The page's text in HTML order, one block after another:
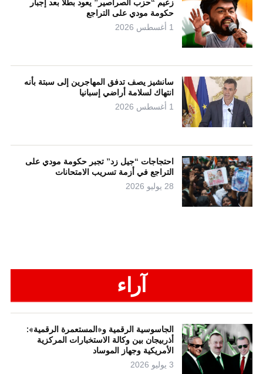
زعيم “حزب الصراصير” يعود بطلاً بعد إجبار
حكومة مودي على التراجع
1 أغسطس 2026
سانشيز يصف تدفق المهاجرين إلى سبتة بأنه
انتهاك لسلامة أراضي إسبانيا
1 أغسطس 2026
احتجاجات “جيل زد” تجبر حكومة مودي على
التراجع في أزمة تسريب الامتحانات
28 يوليو 2026
آراء
الجاسوسية الرقمية و«المستعمرة الرقمية»:
أذربيجان بين وكالة الاستخبارات المركزية
الأمريكية وجهاز الموساد
3 يوليو 2026